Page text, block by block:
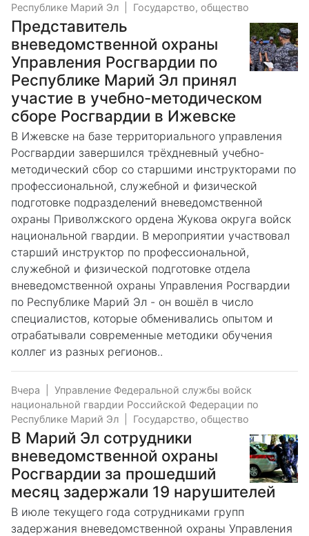
Республике Марий Эл
Государство, общество
Представитель
вневедомственной охраны
Управления Росгвардии по
Республике Марий Эл принял
участие в учебно-методическом
сборе Росгвардии в Ижевске
В Ижевске на базе территориального управления
Росгвардии завершился трёхдневный учебно-
методический сбор со старшими инструкторами по
профессиональной, служебной и физической
подготовке подразделений вневедомственной
охраны Приволжского ордена Жукова округа войск
национальной гвардии. В мероприятии участвовал
старший инструктор по профессиональной,
служебной и физической подготовке отдела
вневедомственной охраны Управления Росгвардии
по Республике Марий Эл - он вошёл в число
специалистов, которые обменивались опытом и
отрабатывали современные методики обучения
коллег из разных регионов..
Вчера
Управление Федеральной службы войск
национальной гвардии Российской Федерации по
Республике Марий Эл
Государство, общество
В Марий Эл сотрудники
вневедомственной охраны
Росгвардии за прошедший
месяц задержали 19 нарушителей
В июле текущего года сотрудниками групп
задержания вневедомственной охраны Управления